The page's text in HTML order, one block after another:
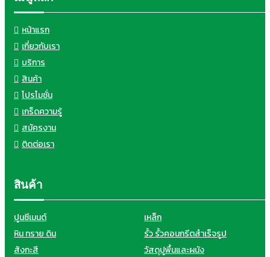
หน้าแรก
เกี่ยวกับเรา
บริการ
สินค้า
โปรโมชั่น
เกร็ดความรู้
สมัครงาน
ติดต่อเรา
สินค้า
ปูนซีเมนต์
เหล็ก
หิน ทราย ดิน
รั้ว รั้วคอนกรีตสำเร็จรูป
สังกะสี
วัสดุปูพื้นและผนัง